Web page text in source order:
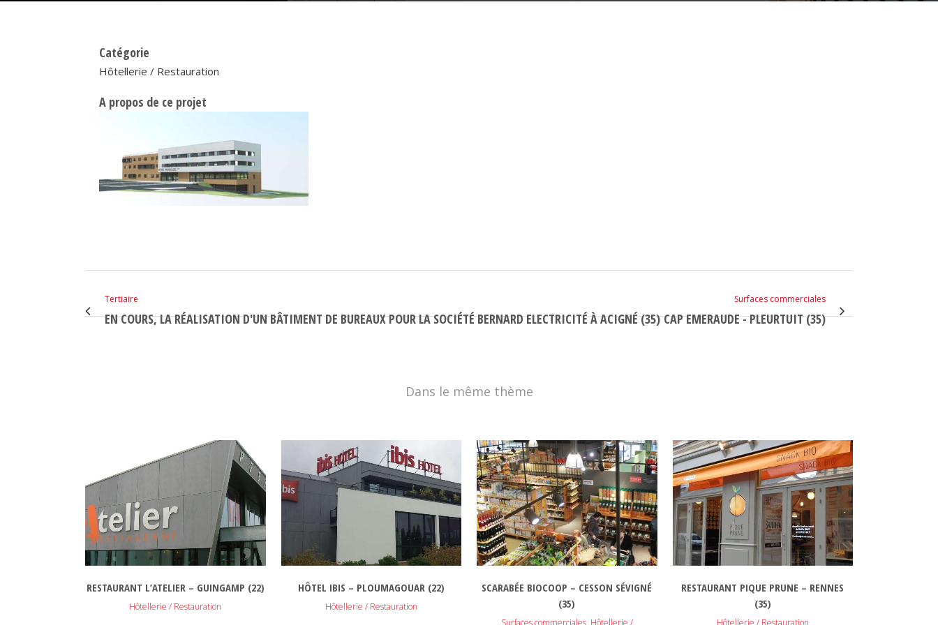
Catégorie
Hôtellerie / Restauration
A propos de ce projet
Tertiaire
EN COURS, LA RÉALISATION D'UN BÂTIMENT DE BUREAUX POUR LA SOCIÉTÉ BERNARD ELECTRICITÉ À ACIGNÉ (35)
Surfaces commerciales
CAP EMERAUDE - PLEURTUIT (35)
Dans le même thème
VOIR
RESTAURANT L’ATELIER – GUINGAMP (22)
Hôtellerie / Restauration
HÔTEL IBIS – PLOUMAGOUAR (22)
Hôtellerie / Restauration
VOIR
SCARABÉE BIOCOOP – CESSON SÉVIGNÉ
(35)
Surfaces commerciales, Hôtellerie /
VOIR
RESTAURANT PIQUE PRUNE – RENNES
(35)
Hôtellerie / Restauration